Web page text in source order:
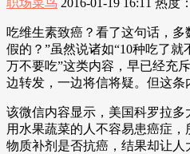
吃维生素致癌？看了这句话，
假的？”虽然说诸如“10种吃了就
万不要吃”这类内容，早已经充
边转发，一边将信将疑。但这条
该微信内容显示，美国科罗拉
用水果蔬菜的人不容易患癌症
物质补剂是否抗癌，结果却让